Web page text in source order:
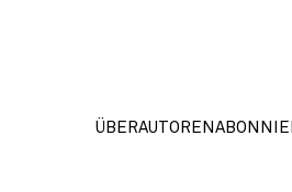
ÜBERAUTOREN